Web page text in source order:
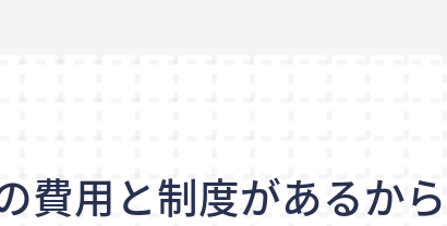
費用と制度があるか